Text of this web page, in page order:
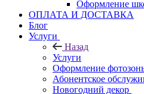
Оформление
ОПЛАТА И ДОСТАВКА
Блог
Услуги
Назад
Услуги
Оформление
Абонентское
Новогодний декор